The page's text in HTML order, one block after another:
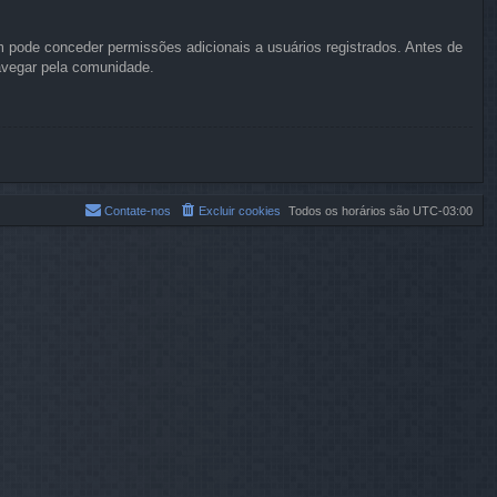
conceder permissões adicionais a usuários registrados. Antes de
pela comunidade.
Todos os horários são UTC-03:00
Excluir cookies
Contate-nos